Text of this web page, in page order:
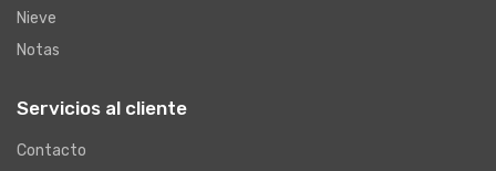
Nieve
Notas
Servicios al cliente
Contacto